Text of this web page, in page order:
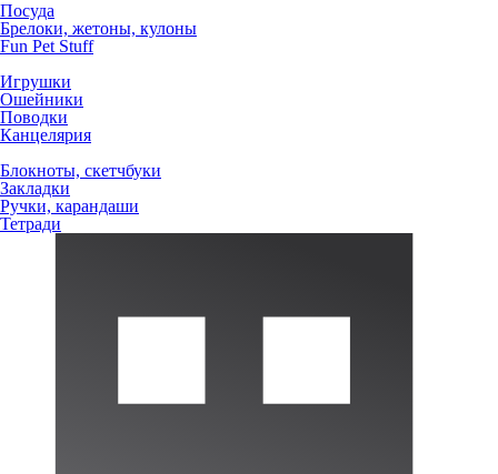
Посуда
Брелоки, жетоны, кулоны
Fun Pet Stuff
Игрушки
Ошейники
Поводки
Канцелярия
Блокноты, скетчбуки
Закладки
Ручки, карандаши
Тетради